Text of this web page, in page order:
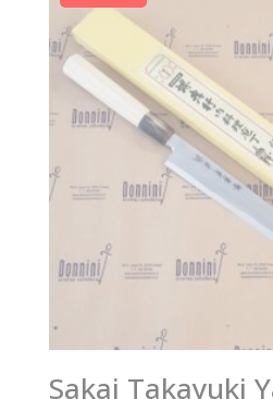
Sakai Takayuki